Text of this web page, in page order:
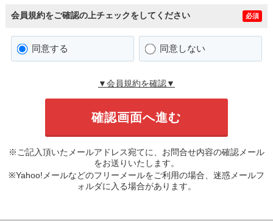
会員規約をご確認の上チェックをしてください 必須
同意する 同意しない
▼会員規約を確認▼
※ご記入頂いたメールアドレス宛てに、お問合せ内容の確認メール
をお送りいたします。
※Yahoo!メールなどのフリーメールをご利用の場合、迷惑メールフ
ォルダに入る場合があります。